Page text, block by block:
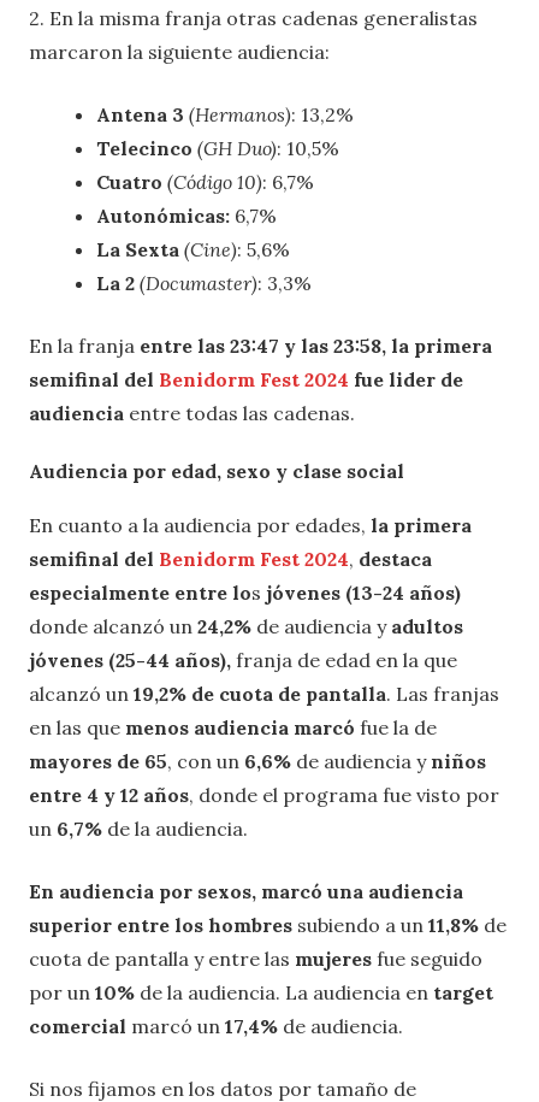
2. En la misma franja otras cadenas generalistas
marcaron la siguiente audiencia:
Antena 3 (Hermanos): 13,2%
Telecinco (GH Duo): 10,5%
Cuatro (Código 10): 6,7%
Autonómicas: 6,7%
La Sexta (Cine): 5,6%
La 2 (Documaster): 3,3%
En la franja entre las 23:47 y las 23:58, la primera
semifinal del Benidorm Fest 2024 fue lider de
audiencia entre todas las cadenas.
Audiencia por edad, sexo y clase social
En cuanto a la audiencia por edades, la primera
semifinal del Benidorm Fest 2024, destaca
especialmente entre los jóvenes (13-24 años)
donde alcanzó un 24,2% de audiencia y adultos
jóvenes (25-44 años), franja de edad en la que
alcanzó un 19,2% de cuota de pantalla. Las franjas
en las que menos audiencia marcó fue la de
mayores de 65, con un 6,6% de audiencia y niños
entre 4 y 12 años, donde el programa fue visto por
un 6,7% de la audiencia.
En audiencia por sexos, marcó una audiencia
superior entre los hombres subiendo a un 11,8% de
cuota de pantalla y entre las mujeres fue seguido
por un 10% de la audiencia. La audiencia en target
comercial marcó un 17,4% de audiencia.
Si nos fijamos en los datos por tamaño de